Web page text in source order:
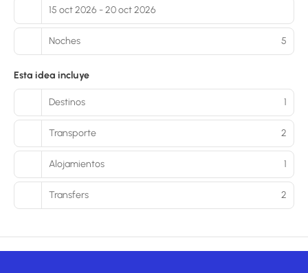
15 oct 2026 - 20 oct 2026
Noches 5
Esta idea incluye
Destinos 1
Transporte 2
Alojamientos 1
Transfers 2